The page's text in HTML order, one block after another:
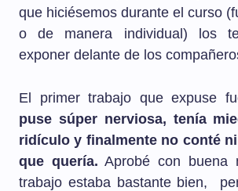
que hiciésemos durante el curso
o de manera individual) los
exponer delante de los
El primer trabajo que expuse
puse súper nerviosa, tenía
ridículo y finalmente no conté
que quería. Aprobé con buena
trabajo estaba bastante bien,